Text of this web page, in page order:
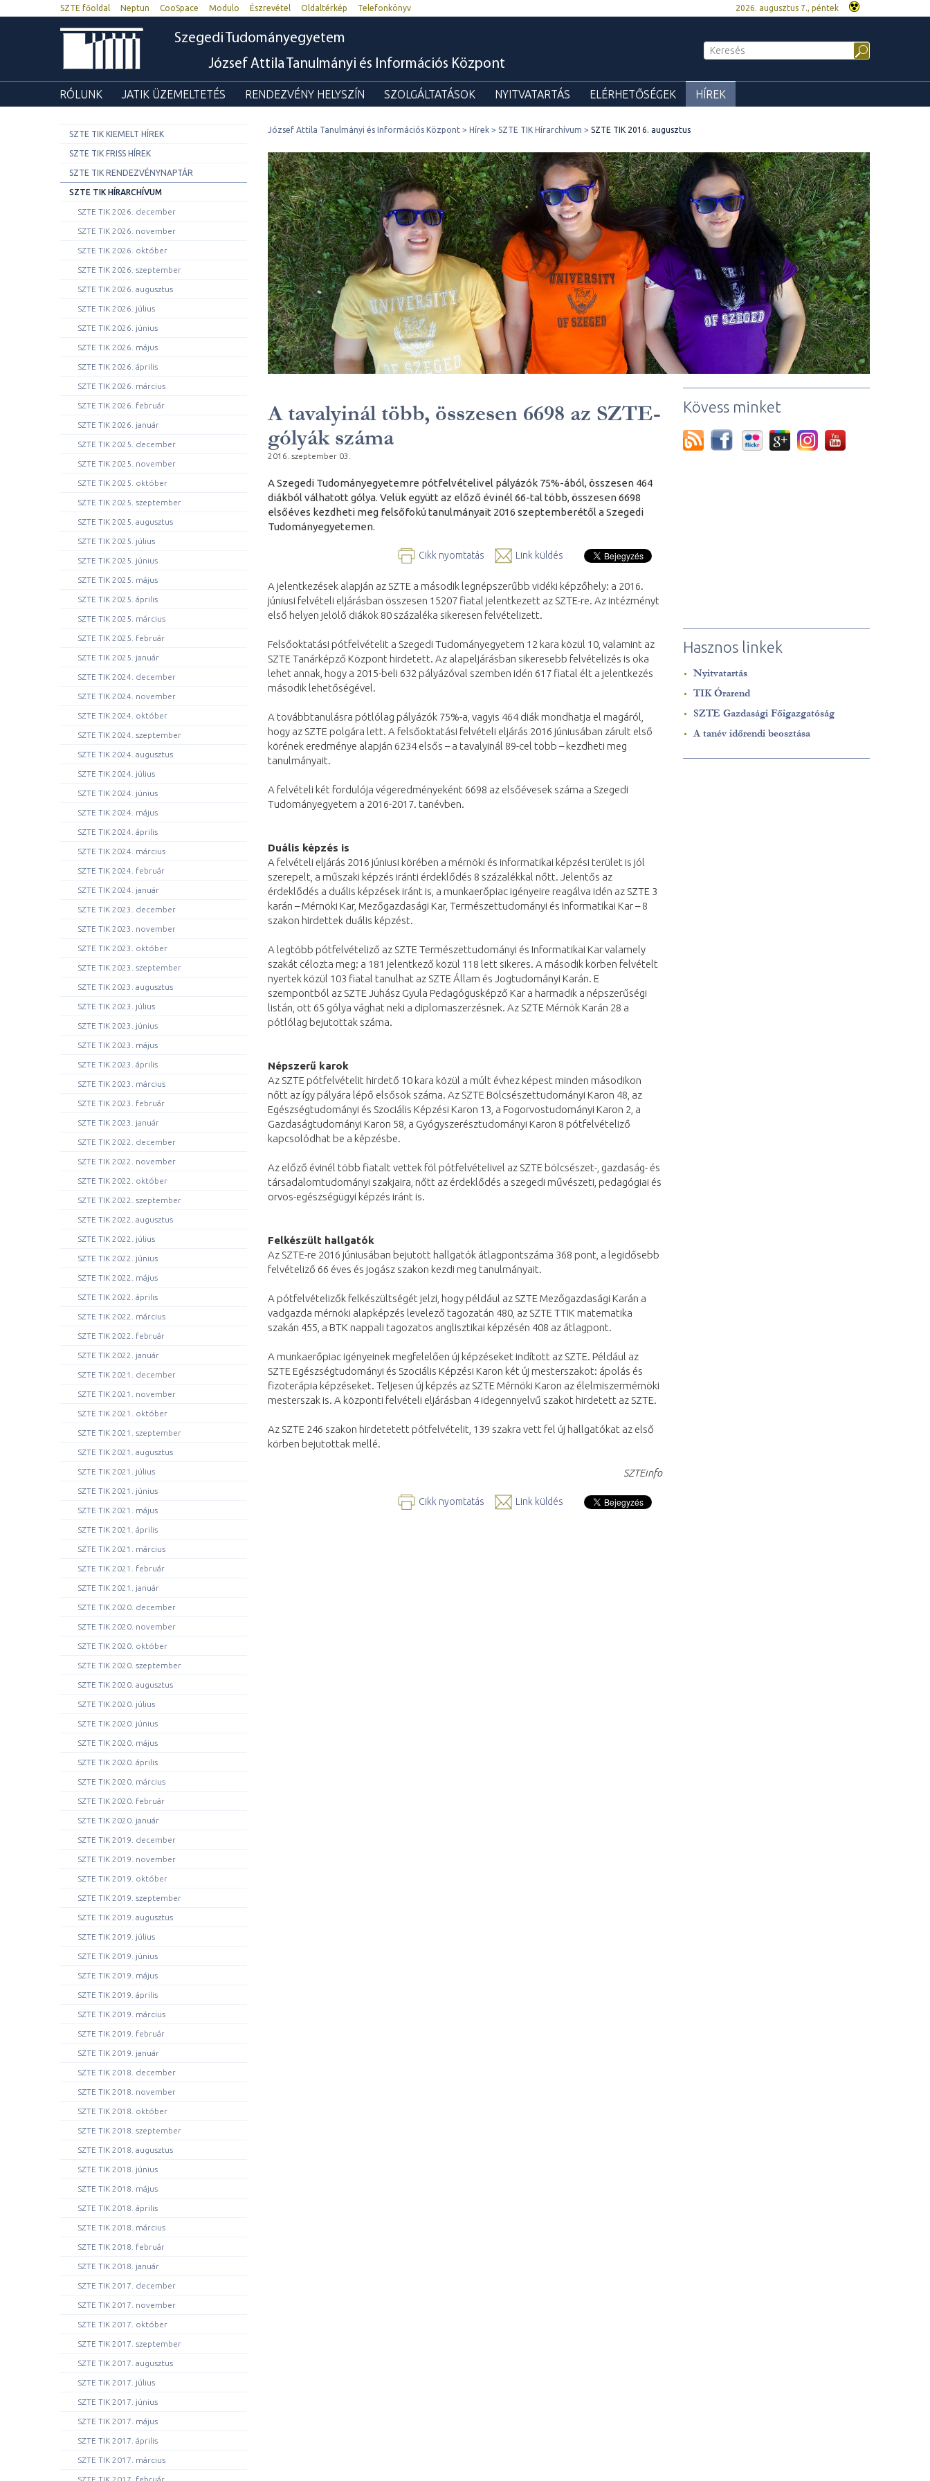
SZTE főoldal Neptun CooSpace Modulo Észrevétel Oldaltérkép Telefonkönyv 2026. augusztus 7., péntek
Szegedi Tudományegyetem
József Attila Tanulmányi és Információs Központ
RÓLUNK JATIK ÜZEMELTETÉS RENDEZVÉNY HELYSZÍN SZOLGÁLTATÁSOK NYITVATARTÁS ELÉRHETŐSÉGEK HÍREK
SZTE TIK KIEMELT HÍREK
SZTE TIK FRISS HÍREK
SZTE TIK RENDEZVÉNYNAPTÁR
SZTE TIK HÍRARCHÍVUM
SZTE TIK 2026. december
SZTE TIK 2026. november
SZTE TIK 2026. október
SZTE TIK 2026. szeptember
SZTE TIK 2026. augusztus
SZTE TIK 2026. július
SZTE TIK 2026. június
SZTE TIK 2026. május
SZTE TIK 2026. április
SZTE TIK 2026. március
SZTE TIK 2026. február
SZTE TIK 2026. január
SZTE TIK 2025. december
SZTE TIK 2025. november
SZTE TIK 2025. október
SZTE TIK 2025. szeptember
SZTE TIK 2025. augusztus
SZTE TIK 2025. július
SZTE TIK 2025. június
SZTE TIK 2025. május
SZTE TIK 2025. április
SZTE TIK 2025. március
SZTE TIK 2025. február
SZTE TIK 2025. január
SZTE TIK 2024. december
SZTE TIK 2024. november
SZTE TIK 2024. október
SZTE TIK 2024. szeptember
SZTE TIK 2024. augusztus
SZTE TIK 2024. július
SZTE TIK 2024. június
SZTE TIK 2024. május
SZTE TIK 2024. április
SZTE TIK 2024. március
SZTE TIK 2024. február
SZTE TIK 2024. január
SZTE TIK 2023. december
SZTE TIK 2023. november
SZTE TIK 2023. október
SZTE TIK 2023. szeptember
SZTE TIK 2023. augusztus
SZTE TIK 2023. július
SZTE TIK 2023. június
SZTE TIK 2023. május
SZTE TIK 2023. április
SZTE TIK 2023. március
SZTE TIK 2023. február
SZTE TIK 2023. január
SZTE TIK 2022. december
SZTE TIK 2022. november
SZTE TIK 2022. október
SZTE TIK 2022. szeptember
SZTE TIK 2022. augusztus
SZTE TIK 2022. július
SZTE TIK 2022. június
SZTE TIK 2022. május
SZTE TIK 2022. április
SZTE TIK 2022. március
SZTE TIK 2022. február
SZTE TIK 2022. január
SZTE TIK 2021. december
SZTE TIK 2021. november
SZTE TIK 2021. október
SZTE TIK 2021. szeptember
SZTE TIK 2021. augusztus
SZTE TIK 2021. július
SZTE TIK 2021. június
SZTE TIK 2021. május
SZTE TIK 2021. április
SZTE TIK 2021. március
SZTE TIK 2021. február
SZTE TIK 2021. január
SZTE TIK 2020. december
SZTE TIK 2020. november
SZTE TIK 2020. október
SZTE TIK 2020. szeptember
SZTE TIK 2020. augusztus
SZTE TIK 2020. július
SZTE TIK 2020. június
SZTE TIK 2020. május
SZTE TIK 2020. április
SZTE TIK 2020. március
SZTE TIK 2020. február
SZTE TIK 2020. január
SZTE TIK 2019. december
SZTE TIK 2019. november
SZTE TIK 2019. október
SZTE TIK 2019. szeptember
SZTE TIK 2019. augusztus
SZTE TIK 2019. július
SZTE TIK 2019. június
SZTE TIK 2019. május
SZTE TIK 2019. április
SZTE TIK 2019. március
SZTE TIK 2019. február
SZTE TIK 2019. január
SZTE TIK 2018. december
SZTE TIK 2018. november
SZTE TIK 2018. október
SZTE TIK 2018. szeptember
SZTE TIK 2018. augusztus
SZTE TIK 2018. június
SZTE TIK 2018. május
SZTE TIK 2018. április
SZTE TIK 2018. március
SZTE TIK 2018. február
SZTE TIK 2018. január
SZTE TIK 2017. december
SZTE TIK 2017. november
SZTE TIK 2017. október
SZTE TIK 2017. szeptember
SZTE TIK 2017. augusztus
SZTE TIK 2017. július
SZTE TIK 2017. június
SZTE TIK 2017. május
SZTE TIK 2017. április
SZTE TIK 2017. március
József Attila Tanulmányi és Információs Központ Hírek SZTE TIK Hírarchívum SZTE TIK 2016. augusztus
A tavalyinál több, összesen 6698 az SZTE-
gólyák száma
2016. szeptember 03.
A Szegedi Tudományegyetemre pótfelvételivel pályázók 75%-ából, összesen 464
diákból válhatott gólya. Velük együtt az előző évinél 66-tal több, összesen 6698
elsőéves kezdheti meg felsőfokú tanulmányait 2016 szeptemberétől a Szegedi
Tudományegyetemen.
Cikk nyomtatás Link küldés
A jelentkezések alapján az SZTE a második legnépszerűbb vidéki képzőhely: a 2016.
júniusi felvételi eljárásban összesen 15207 fiatal jelentkezett az SZTE-re. Az intézményt
első helyen jelölő diákok 80 százaléka sikeresen felvételizett.
Felsőoktatási pótfelvételit a Szegedi Tudományegyetem 12 kara közül 10, valamint az
SZTE Tanárképző Központ hirdetett. Az alapeljárásban sikeresebb felvételizés is oka
lehet annak, hogy a 2015-beli 632 pályázóval szemben idén 617 fiatal élt a jelentkezés
második lehetőségével.
A továbbtanulásra pótlólag pályázók 75%-a, vagyis 464 diák mondhatja el magáról,
hogy az SZTE polgára lett. A felsőoktatási felvételi eljárás 2016 júniusában zárult első
körének eredménye alapján 6234 elsős – a tavalyinál 89-cel több – kezdheti meg
tanulmányait.
A felvételi két fordulója végeredményeként 6698 az elsőévesek száma a Szegedi
Tudományegyetem a 2016-2017. tanévben.
Duális képzés is
A felvételi eljárás 2016 júniusi körében a mérnöki és informatikai képzési terület is jól
szerepelt, a műszaki képzés iránti érdeklődés 8 százalékkal nőtt. Jelentős az
érdeklődés a duális képzések iránt is, a munkaerőpiac igényeire reagálva idén az SZTE 3
karán – Mérnöki Kar, Mezőgazdasági Kar, Természettudományi és Informatikai Kar – 8
szakon hirdettek duális képzést.
A legtöbb pótfelvételiző az SZTE Természettudományi és Informatikai Kar valamely
szakát célozta meg: a 181 jelentkező közül 118 lett sikeres. A második körben felvételt
nyertek közül 103 fiatal tanulhat az SZTE Állam és Jogtudományi Karán. E
szempontból az SZTE Juhász Gyula Pedagógusképző Kar a harmadik a népszerűségi
listán, ott 65 gólya vághat neki a diplomaszerzésnek. Az SZTE Mérnök Karán 28 a
pótlólag bejutottak száma.
Népszerű karok
Az SZTE pótfelvételit hirdető 10 kara közül a múlt évhez képest minden másodikon
nőtt az így pályára lépő elsősök száma. Az SZTE Bölcsészettudományi Karon 48, az
Egészségtudományi és Szociális Képzési Karon 13, a Fogorvostudományi Karon 2, a
Gazdaságtudományi Karon 58, a Gyógyszerésztudományi Karon 8 pótfelvételiző
kapcsolódhat be a képzésbe.
Az előző évinél több fiatalt vettek föl pótfelvételivel az SZTE bölcsészet-, gazdaság- és
társadalomtudományi szakjaira, nőtt az érdeklődés a szegedi művészeti, pedagógiai és
orvos-egészségügyi képzés iránt is.
Felkészült hallgatók
Az SZTE-re 2016 júniusában bejutott hallgatók átlagpontszáma 368 pont, a legidősebb
felvételiző 66 éves és jogász szakon kezdi meg tanulmányait.
A pótfelvételizők felkészültségét jelzi, hogy például az SZTE Mezőgazdasági Karán a
vadgazda mérnöki alapképzés levelező tagozatán 480, az SZTE TTIK matematika
szakán 455, a BTK nappali tagozatos anglisztikai képzésén 408 az átlagpont.
A munkaerőpiac igényeinek megfelelően új képzéseket indított az SZTE. Például az
SZTE Egészségtudományi és Szociális Képzési Karon két új mesterszakot: ápolás és
fizoterápia képzéseket. Teljesen új képzés az SZTE Mérnöki Karon az élelmiszermérnöki
mesterszak is. A központi felvételi eljárásban 4 idegennyelvű szakot hirdetett az SZTE.
Az SZTE 246 szakon hirdetetett pótfelvételit, 139 szakra vett fel új hallgatókat az első
körben bejutottak mellé.
SZTEinfo
Cikk nyomtatás Link küldés
Kövess minket
Hasznos linkek
Nyitvatartás
TIK Órarend
SZTE Gazdasági Főigazgatóság
A tanév időrendi beosztása